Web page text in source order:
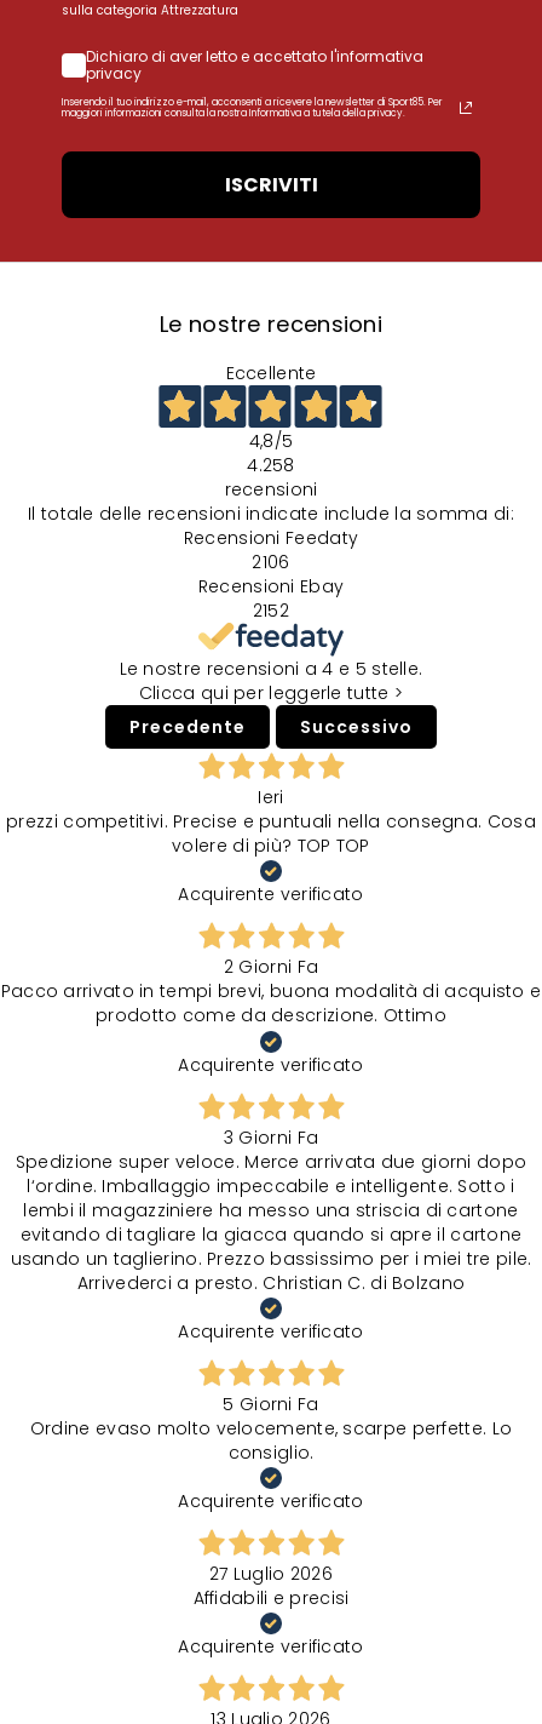
sulla categoria Attrezzatura
Dichiaro di aver letto e accettato l'informativa
privacy
Inserendo il tuo indirizzo e-mail, acconsenti a ricevere la newsletter di Sport85. Per
maggiori informazioni consulta la nostra Informativa a tutela della privacy.
ISCRIVITI
Le nostre recensioni
Eccellente
4,8/5
4.258
recensioni
Il totale delle recensioni indicate include la somma di:
Recensioni Feedaty
2106
Recensioni Ebay
2152
Le nostre recensioni a 4 e 5 stelle.
Clicca qui per leggerle tutte >
Precedente
Successivo
Ieri
prezzi competitivi. Precise e puntuali nella consegna. Cosa
volere di più? TOP TOP
Acquirente verificato
2 Giorni Fa
Pacco arrivato in tempi brevi, buona modalità di acquisto e
prodotto come da descrizione. Ottimo
Acquirente verificato
3 Giorni Fa
Spedizione super veloce. Merce arrivata due giorni dopo
l‘ordine. Imballaggio impeccabile e intelligente. Sotto i
lembi il magazziniere ha messo una striscia di cartone
evitando di tagliare la giacca quando si apre il cartone
usando un taglierino. Prezzo bassissimo per i miei tre pile.
Arrivederci a presto. Christian C. di Bolzano
Acquirente verificato
5 Giorni Fa
Ordine evaso molto velocemente, scarpe perfette. Lo
consiglio.
Acquirente verificato
27 Luglio 2026
Affidabili e precisi
Acquirente verificato